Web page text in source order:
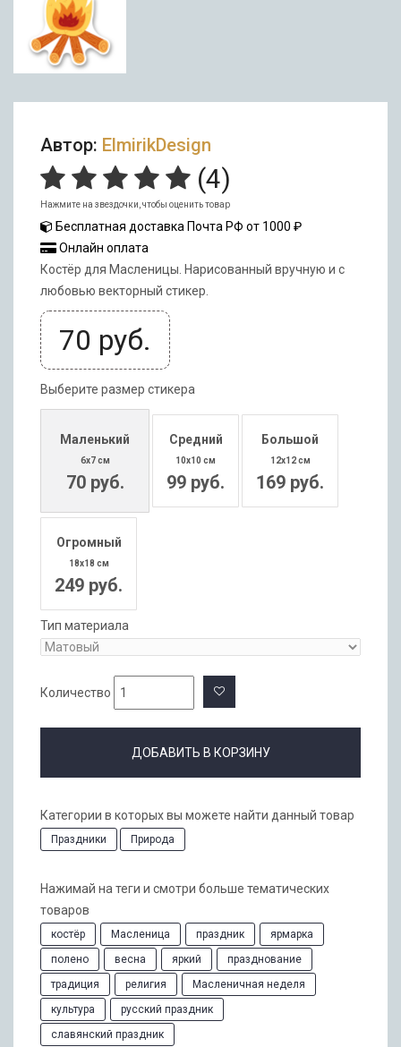
Автор: ElmirikDesign
(4)
Нажмите на звездочки, чтобы оценить товар
Бесплатная доставка Почта РФ от 1000 ₽
Онлайн оплата
Костёр для Масленицы. Нарисованный вручную и с
любовью векторный стикер.
70 руб.
Выберите размер стикера
Маленький
6x7 см
70 руб.
Средний
10x10 см
99 руб.
Большой
12x12 см
169 руб.
Огромный
18x18 см
249 руб.
Тип материала
Количество
ДОБАВИТЬ В КОРЗИНУ
Категории в которых вы можете найти данный товар
Праздники Природа
Нажимай на теги и смотри больше тематических
товаров
костёр Масленица праздник
ярмарка
полено
весна яркий
празднование
традиция
религия
Масленичная неделя
культура
русский праздник
славянский праздник